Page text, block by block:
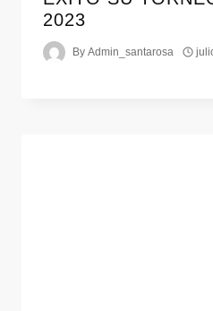
2023
By Admin_santarosa